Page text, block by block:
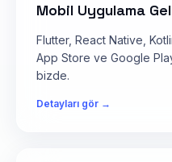
Mobil Uygulama
Flutter, React Native,
App Store ve Google
bizde.
Detayları gör →